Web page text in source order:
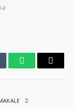
WhatsAppEmail